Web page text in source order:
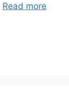
Read more